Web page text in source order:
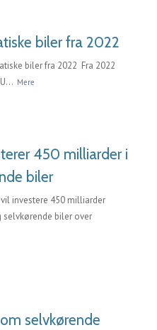
biler fra 2022
biler fra 2022 Fra 2022
Mere
450 milliarder i
biler
investere 450 milliarder
selvkørende biler over
selvkørende